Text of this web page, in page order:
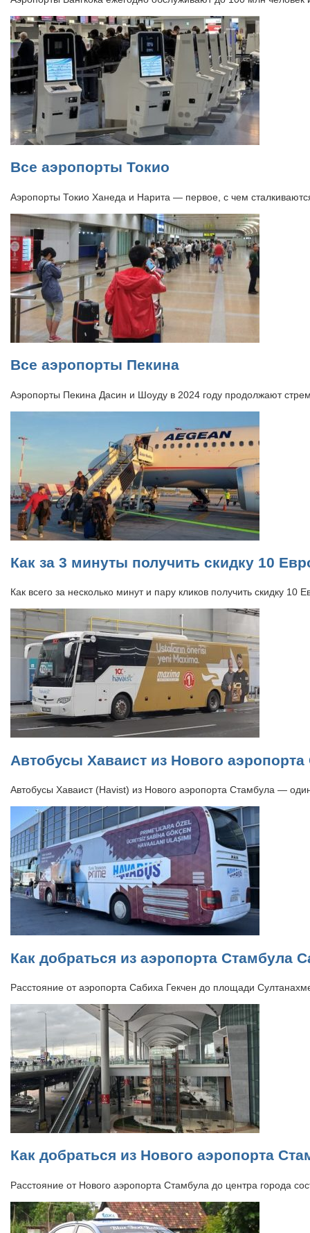
Все аэропорты Токио
Аэропорты Токио Ханеда и Нарита — первое, с чем
Все аэропорты Пекина
Аэропорты Пекина Дасин и Шоуду в 2024 году продолжают
Как за 3 минуты получить скидку 10
Как всего за несколько минут и пару кликов получить скидку 10
Автобусы Хаваист из Нового
Автобусы Хаваист (Havist) из Нового аэропорта Стамбула —
Как добраться из аэропорта Стамбула
Расстояние от аэропорта Сабиха Гекчен до площади
Как добраться из Нового аэропорта
Расстояние от Нового аэропорта Стамбула до центра города